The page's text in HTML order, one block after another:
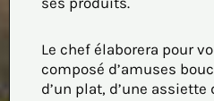
Le chef élaborera pour
composé d’amuses
d’un plat, d’une assiette